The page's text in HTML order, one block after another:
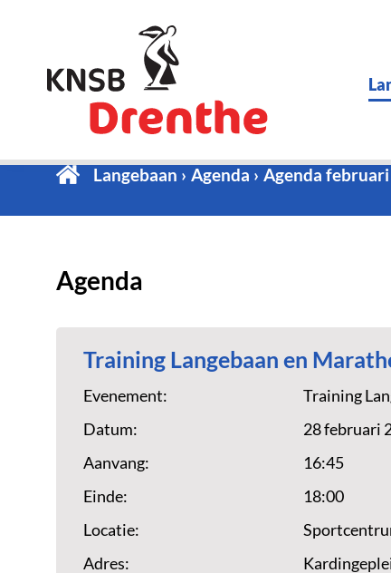
Langebaan Agenda Agenda
Agenda
Training Langebaan en
Evenement:
Training
Datum:
28 februari
Aanvang:
16:45
Einde:
18:00
Locatie:
Adres: